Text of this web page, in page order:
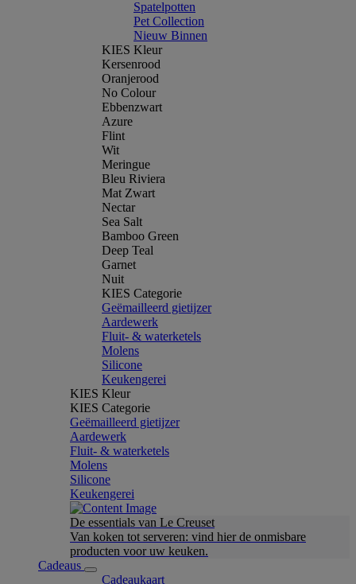
Spatelpotten
Pet Collection
Nieuw Binnen
KIES Kleur
Kersenrood
Oranjerood
No Colour
Ebbenzwart
Azure
Flint
Wit
Meringue
Bleu Riviera
Mat Zwart
Nectar
Sea Salt
Bamboo Green
Deep Teal
Garnet
Nuit
KIES Categorie
Geëmailleerd gietijzer
Aardewerk
Fluit- & waterketels
Molens
Silicone
Keukengerei
KIES Kleur
KIES Categorie
Geëmailleerd gietijzer
Aardewerk
Fluit- & waterketels
Molens
Silicone
Keukengerei
De essentials van Le Creuset
Van koken tot serveren: vind hier de onmisbare
producten voor uw keuken.
Cadeaus
Cadeaukaart